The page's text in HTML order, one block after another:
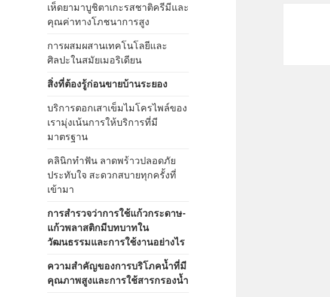
เห็ดยามาบูชิตาเกะรสชาติครีมีและ
คุณค่าทางโภชนาการสูง
การผสมผสานเทคโนโลยีและ
ศิลปะในสมัยเมอริเดียน
สิ่งที่ต้องรู้ก่อนขายบ้านระยอง
บริการตอกเสาเข็มไมโครไพล์ของ
เรามุ่งเน้นการให้บริการที่มี
มาตรฐาน
คลินิกทำฟัน ลาดพร้าวปลอดภัย
ประทับใจ สะดวกสบายทุกครั้งที่
เข้ามา
การสำรวจว่าการใช้แก้วกระดาษ-
แก้วพลาสติกมีบทบาทใน
วัฒนธรรมและการใช้งานอย่างไร
ความสำคัญของการบริโภคน้ำที่มี
คุณภาพสูงและการใช้สารกรองน้ำ